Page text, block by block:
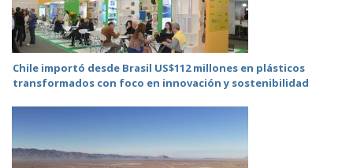
Chile importó desde Brasil US$112 millones en plásticos
transformados con foco en innovación y sostenibilidad